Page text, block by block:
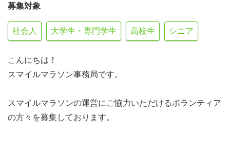
募集対象
社会人 大学生・専門学生 高校生 シニア
こんにちは！
スマイルマラソン事務局です。
スマイルマラソンの運営にご協力いただけるボランティア
の方々を募集しております。